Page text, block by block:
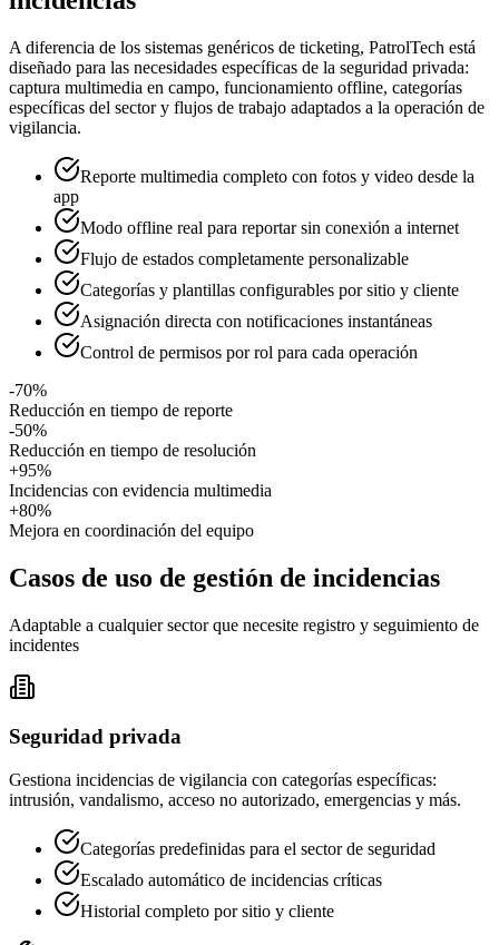
A diferencia de los sistemas genéricos de ticketing, PatrolTech está
diseñado para las necesidades específicas de la seguridad privada:
captura multimedia en campo, funcionamiento offline, categorías
específicas del sector y flujos de trabajo adaptados a la operación de
vigilancia.
Reporte multimedia completo con fotos y video desde la
app
Modo offline real para reportar sin conexión a internet
Flujo de estados completamente personalizable
Categorías y plantillas configurables por sitio y cliente
Asignación directa con notificaciones instantáneas
Control de permisos por rol para cada operación
-70%
Reducción en tiempo de reporte
-50%
Reducción en tiempo de resolución
+95%
Incidencias con evidencia multimedia
+80%
Mejora en coordinación del equipo
Casos de uso de gestión de incidencias
Adaptable a cualquier sector que necesite registro y seguimiento de
incidentes
Seguridad privada
Gestiona incidencias de vigilancia con categorías específicas:
intrusión, vandalismo, acceso no autorizado, emergencias y más.
Categorías predefinidas para el sector de seguridad
Escalado automático de incidencias críticas
Historial completo por sitio y cliente